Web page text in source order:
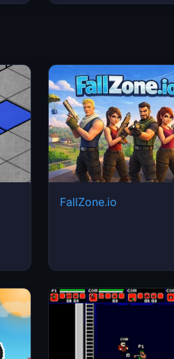
FallZone.io